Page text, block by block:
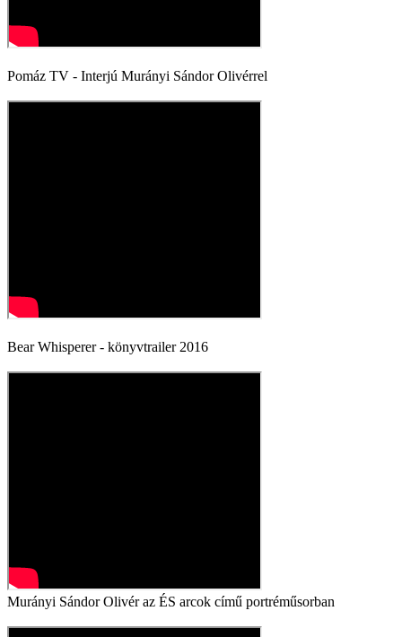
Pomáz TV - Interjú Murányi Sándor Olivérrel
Bear Whisperer - könyvtrailer 2016
Murányi Sándor Olivér az ÉS arcok című portréműsorban